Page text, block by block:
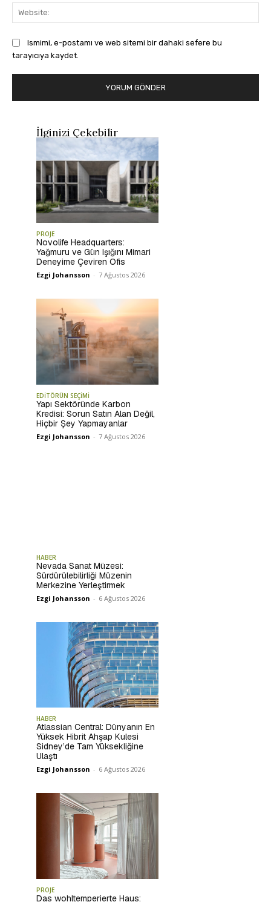
Ismimi, e-postamı ve web sitemi bir dahaki sefere bu
tarayıcıya kaydet.
İlginizi Çekebilir
PROJE
Novolife Headquarters:
Yağmuru ve Gün Işığını Mimari
Deneyime Çeviren Ofis
Ezgi Johansson - 7 Ağustos 2026
EDİTÖRÜN SEÇİMİ
Yapı Sektöründe Karbon
Kredisi: Sorun Satın Alan Değil,
Hiçbir Şey Yapmayanlar
Ezgi Johansson - 7 Ağustos 2026
HABER
Nevada Sanat Müzesi:
Sürdürülebilirliği Müzenin
Merkezine Yerleştirmek
Ezgi Johansson - 6 Ağustos 2026
HABER
Atlassian Central: Dünyanın En
Yüksek Hibrit Ahşap Kulesi
Sidney’de Tam Yüksekliğine
Ulaştı
Ezgi Johansson - 6 Ağustos 2026
PROJE
Das wohltemperierte Haus: